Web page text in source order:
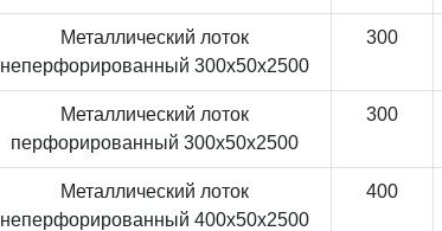
Металлический лоток
неперфорированный 300x50x2500
300
Металлический лоток
перфорированный 300x50x2500
300
Металлический лоток
неперфорированный 400x50x2500
400